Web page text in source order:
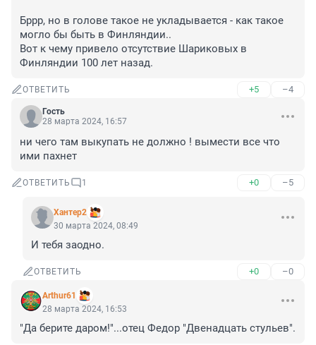
Бррр, но в голове такое не укладывается - как такое
могло бы быть в Финляндии..
Вот к чему привело отсутствие Шариковых в
Финляндии 100 лет назад.
ОТВЕТИТЬ +5 –4
Гость
28 марта 2024, 16:57
ни чего там выкупать не должно ! вымести все что
ими пахнет
ОТВЕТИТЬ 1 +0 –5
Хантер2
30 марта 2024, 08:49
И тебя заодно.
ОТВЕТИТЬ +0 –0
Arthur61
28 марта 2024, 16:53
"Да берите даром!"...отец Федор "Двенадцать стульев".